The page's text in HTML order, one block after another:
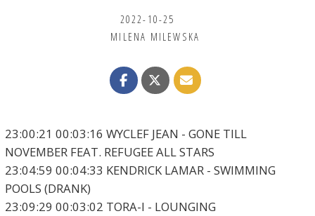
2022-10-25
MILENA MILEWSKA
23:00:21 00:03:16 WYCLEF JEAN - GONE TILL
NOVEMBER FEAT. REFUGEE ALL STARS
23:04:59 00:04:33 KENDRICK LAMAR - SWIMMING
POOLS (DRANK)
23:09:29 00:03:02 TORA-I - LOUNGING